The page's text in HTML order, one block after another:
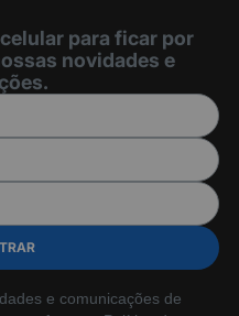
para ficar por
novidades e
e comunicações de